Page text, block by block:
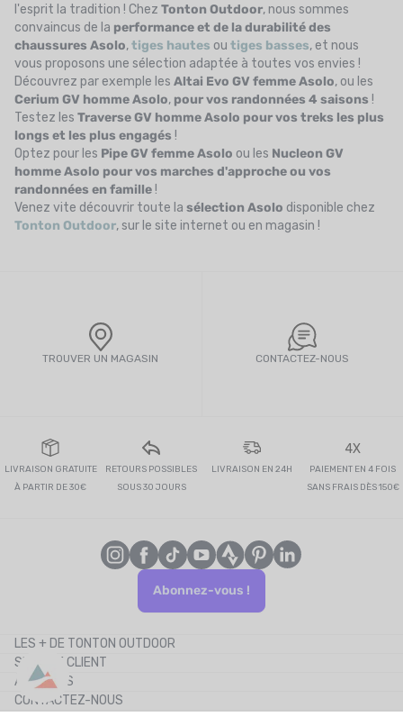
l'esprit la tradition ! Chez Tonton Outdoor, nous sommes
convaincus de la performance et de la durabilité des
chaussures Asolo,tiges hautes ou tiges basses, et nous
vous proposons une sélection adaptée à toutes vos envies !
Découvrez par exemple les Altai Evo GV femme Asolo, ou les
Cerium GV homme Asolo, pour vos randonnées 4 saisons !
Testez les Traverse GV homme Asolo pour vos treks les plus
longs et les plus engagés !
Optez pour les Pipe GV femme Asolo ou les Nucleon GV
homme Asolo pour vos marches d'approche ou vos
randonnées en famille !
Venez vite découvrir toute la sélection Asolo disponible chez
Tonton Outdoor, sur le site internet ou en magasin !
TROUVER UN MAGASIN CONTACTEZ-NOUS
LIVRAISON GRATUITE
À PARTIR DE 30€
RETOURS POSSIBLES
SOUS 30 JOURS
LIVRAISON EN 24H
4X
PAIEMENT EN 4 FOIS
SANS FRAIS DÈS 150€
Abonnez-vous !
LES + DE TONTON OUTDOOR
Le blog
Le cashback
SERVICE CLIENT
À PROPOS
CONTACTEZ-NOUS